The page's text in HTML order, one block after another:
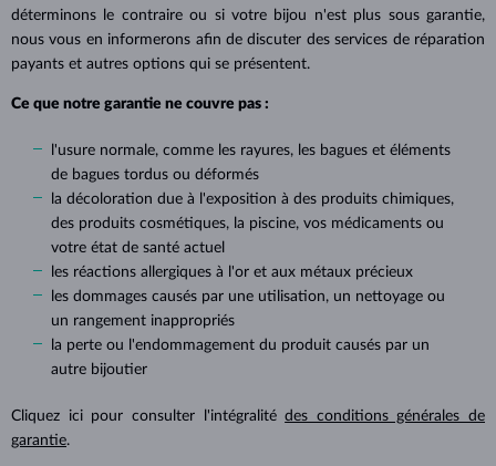
déterminons le contraire ou si votre bijou n'est plus sous garantie,
nous vous en informerons afin de discuter des services de réparation
payants et autres options qui se présentent.
Ce que notre garantie ne couvre pas :
l'usure normale, comme les rayures, les bagues et éléments
de bagues tordus ou déformés
la décoloration due à l'exposition à des produits chimiques,
des produits cosmétiques, la piscine, vos médicaments ou
votre état de santé actuel
les réactions allergiques à l'or et aux métaux précieux
les dommages causés par une utilisation, un nettoyage ou
un rangement inappropriés
la perte ou l'endommagement du produit causés par un
autre bijoutier
Cliquez ici pour consulter l'intégralitédes conditions générales de
garantie.